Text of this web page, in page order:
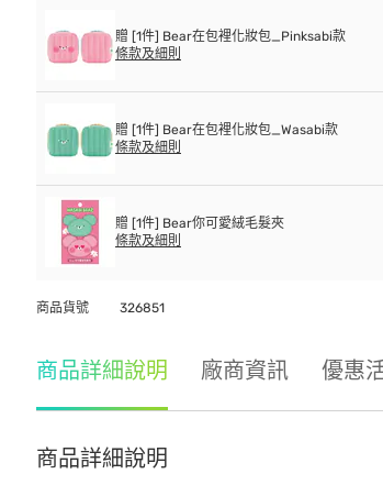
贈 [1件] Bear在包裡化妝包_Pinksabi款
條款及細則
贈 [1件] Bear在包裡化妝包_Wasabi款
條款及細則
贈 [1件] Bear你可愛絨毛髮夾
條款及細則
商品貨號 326851
商品詳細說明 廠商資訊 優惠
商品詳細說明